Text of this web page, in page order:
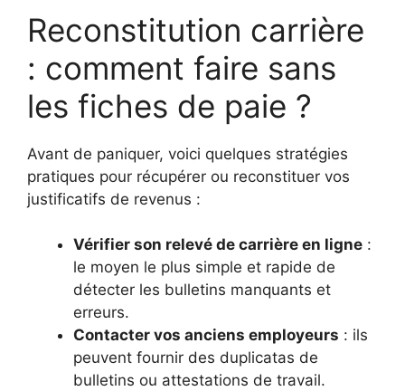
Reconstitution carrière
: comment faire sans
les fiches de paie ?
Avant de paniquer, voici quelques stratégies
pratiques pour récupérer ou reconstituer vos
justificatifs de revenus :
Vérifier son relevé de carrière en ligne :
le moyen le plus simple et rapide de
détecter les bulletins manquants et
erreurs.
Contacter vos anciens employeurs : ils
peuvent fournir des duplicatas de
bulletins ou attestations de travail.